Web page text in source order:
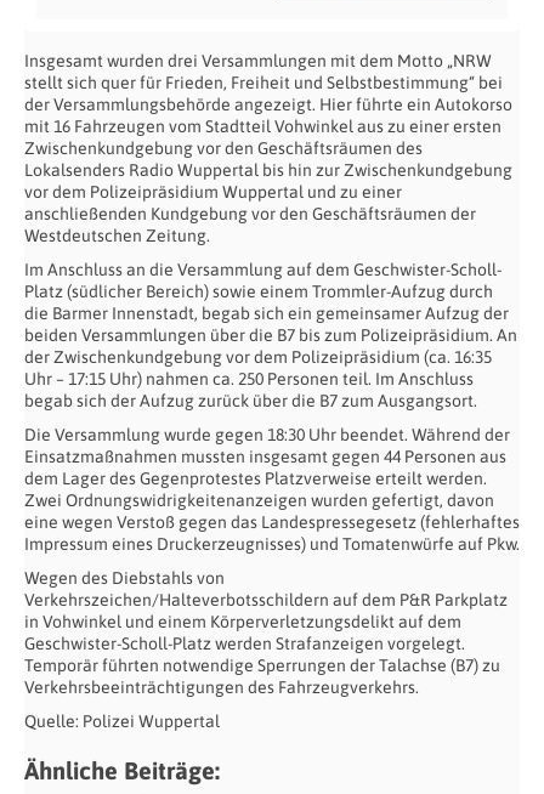
Insgesamt wurden drei Versammlungen mit dem Motto „NRW
stellt sich quer für Frieden, Freiheit und Selbstbestimmung“ bei
der Versammlungsbehörde angezeigt. Hier führte ein Autokorso
mit 16 Fahrzeugen vom Stadtteil Vohwinkel aus zu einer ersten
Zwischenkundgebung vor den Geschäftsräumen des
Lokalsenders Radio Wuppertal bis hin zur Zwischenkundgebung
vor dem Polizeipräsidium Wuppertal und zu einer
anschließenden Kundgebung vor den Geschäftsräumen der
Westdeutschen Zeitung.
Im Anschluss an die Versammlung auf dem Geschwister-Scholl-
Platz (südlicher Bereich) sowie einem Trommler-Aufzug durch
die Barmer Innenstadt, begab sich ein gemeinsamer Aufzug der
beiden Versammlungen über die B7 bis zum Polizeipräsidium. An
der Zwischenkundgebung vor dem Polizeipräsidium (ca. 16:35
Uhr – 17:15 Uhr) nahmen ca. 250 Personen teil. Im Anschluss
begab sich der Aufzug zurück über die B7 zum Ausgangsort.
Die Versammlung wurde gegen 18:30 Uhr beendet. Während der
Einsatzmaßnahmen mussten insgesamt gegen 44 Personen aus
dem Lager des Gegenprotestes Platzverweise erteilt werden.
Zwei Ordnungswidrigkeitenanzeigen wurden gefertigt, davon
eine wegen Verstoß gegen das Landespressegesetz (fehlerhaftes
Impressum eines Druckerzeugnisses) und Tomatenwürfe auf Pkw.
Wegen des Diebstahls von
Verkehrszeichen/Halteverbotsschildern auf dem P&R Parkplatz
in Vohwinkel und einem Körperverletzungsdelikt auf dem
Geschwister-Scholl-Platz werden Strafanzeigen vorgelegt.
Temporär führten notwendige Sperrungen der Talachse (B7) zu
Verkehrsbeeinträchtigungen des Fahrzeugverkehrs.
Quelle: Polizei Wuppertal
Ähnliche Beiträge: